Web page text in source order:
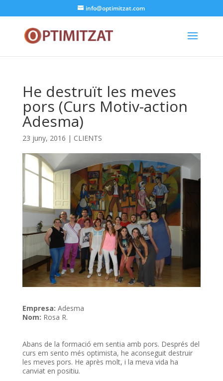
info@optimitzat.com
He destruït les meves
pors (Curs Motiv-action
Adesma)
23 juny, 2016 | CLIENTS
Empresa: Adesma
Nom: Rosa R.
Abans de la formació em sentia amb pors. Després del
curs em sento més optimista, he aconseguit destruir
les meves pors. He après molt, i la meva vida ha
canviat en positiu.